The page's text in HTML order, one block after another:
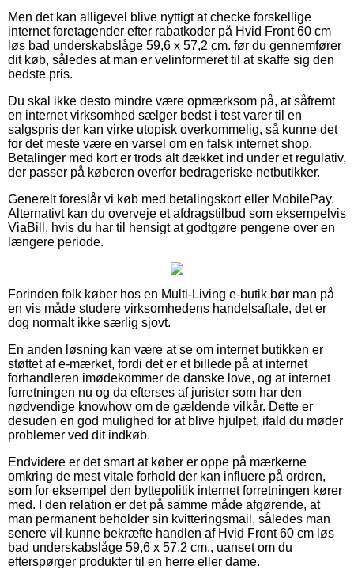
Men det kan alligevel blive nyttigt at checke forskellige
internet foretagender efter rabatkoder på Hvid Front 60 cm
løs bad underskabslåge 59,6 x 57,2 cm. før du gennemfører
dit køb, således at man er velinformeret til at skaffe sig den
bedste pris.
Du skal ikke desto mindre være opmærksom på, at såfremt
en internet virksomhed sælger bedst i test varer til en
salgspris der kan virke utopisk overkommelig, så kunne det
for det meste være en varsel om en falsk internet shop.
Betalinger med kort er trods alt dækket ind under et regulativ,
der passer på køberen overfor bedrageriske netbutikker.
Generelt foreslår vi køb med betalingskort eller MobilePay.
Alternativt kan du overveje et afdragstilbud som eksempelvis
ViaBill, hvis du har til hensigt at godtgøre pengene over en
længere periode.
Forinden folk køber hos en Multi-Living e-butik bør man på
en vis måde studere virksomhedens handelsaftale, det er
dog normalt ikke særlig sjovt.
En anden løsning kan være at se om internet butikken er
støttet af e-mærket, fordi det er et billede på at internet
forhandleren imødekommer de danske love, og at internet
forretningen nu og da efterses af jurister som har den
nødvendige knowhow om de gældende vilkår. Dette er
desuden en god mulighed for at blive hjulpet, ifald du møder
problemer ved dit indkøb.
Endvidere er det smart at køber er oppe på mærkerne
omkring de mest vitale forhold der kan influere på ordren,
som for eksempel den byttepolitik internet forretningen kører
med. I den relation er det på samme måde afgørende, at
man permanent beholder sin kvitteringsmail, således man
senere vil kunne bekræfte handlen af Hvid Front 60 cm løs
bad underskabslåge 59,6 x 57,2 cm., uanset om du
efterspørger produkter til en herre eller dame.